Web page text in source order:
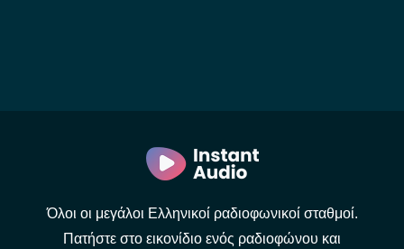
Όλοι οι μεγάλοι Ελληνικοί ραδιοφωνικοί σταθμοί.
Πατήστε στο εικονίδιο ενός ραδιοφώνου και